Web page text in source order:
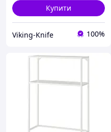
Купити
Viking-Knife 100%